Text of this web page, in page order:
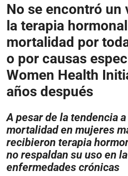
No se encontró un
la terapia
mortalidad por
o por causas
Women Health
años después
A pesar de la tendencia
mortalidad en mujeres
recibieron terapia
no respaldan su uso en
enfermedades crónicas